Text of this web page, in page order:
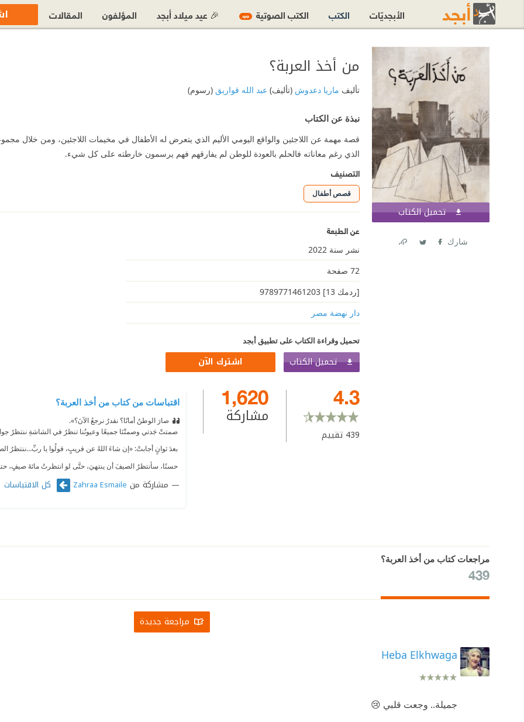
تحميل الكتاب اشترك الآن
شارك
من أخذ العربة؟
تأليف ماريا دعدوش(تأليف) عبد الله قواريق(رسوم)
نبذة عن الكتاب
قصة مهمة عن اللاجئين والواقع اليومي الأليم الذي يتعرض له الأطفال في مخيمات اللاجئين، ومن خلال
الذي رغم معاناته فالحلم بالعودة للوطن لم يفارقهم فهم يرسمون خارطته على كل شيء.
التصنيف
قصص أطفال
عن الطبعة
نشر سنة 2022
72 صفحة
[ردمك 13] 9789771461203
دار نهضة مصر
تحميل وقراءة الكتاب على تطبيق أبجد
تحميل الكتاب اشترك الآن
4.3
439 تقييم
1,620
مشاركة
اقتباسات من كتاب من أخذ العربة؟
صارَ الوطنُ أمانًا؟ نقدرُ نرجعُ الآنَ؟».
صمتتْ جَدتي وصمتْنَا جميعًا وعيونُنا تنظرُ في الشاشةِ ننتظرُ
بعدَ ثوانٍ أجابتْ: «إن شاءَ اللهُ عن قريبٍ، قولُوا يا ربِّ…ننتظرُ
حسنًا، سأنتظرُ الصيفَ أن ينتهيَ، حتَّى لو انتظرتُ مائةَ صيفٍ،
مشاركة من Zahraa Esmaile كل الاقتباسات
مراجعات كتاب من أخذ العربة؟
439
مراجعة جديدة
Heba Elkhwaga
جميلة.. وجعت قلبي 😢
الأبجديّات الكتب الكتب الصوتية جديد 🎉 عيد ميلاد أبجد المؤلفون المقالات